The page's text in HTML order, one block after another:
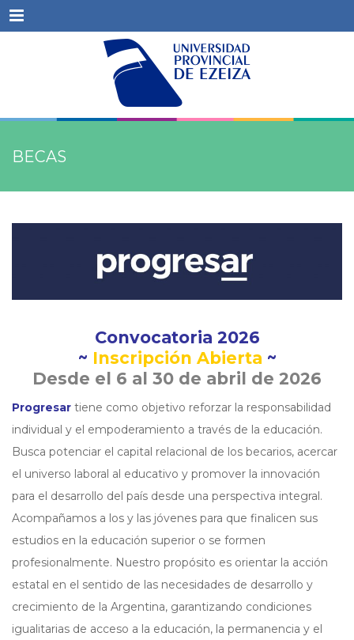
Menu
BECAS
Convocatoria 2026
~ Inscripción Abierta ~
Desde el 6 al 30 de abril de 2026
Progresar tiene como objetivo reforzar la responsabilidad
individual y el empoderamiento a través de la educación.
Busca potenciar el capital relacional de los becarios, acercar
el universo laboral al educativo y promover la innovación
para el desarrollo del país desde una perspectiva integral.
Acompañamos a los y las jóvenes para que finalicen sus
estudios en la educación superior o se formen
profesionalmente. Nuestro propósito es orientar la acción
estatal en el sentido de las necesidades de desarrollo y
crecimiento de la Argentina, garantizando condiciones
igualitarias de acceso a la educación, la permanencia y el